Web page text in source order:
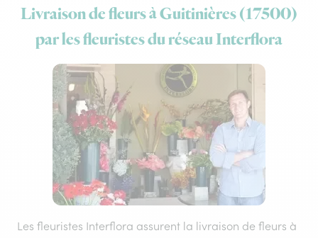
Livraison de fleurs à Guitinières (17500)
par les fleuristes du réseau Interflora
Les fleuristes Interflora assurent la livraison de fleurs à